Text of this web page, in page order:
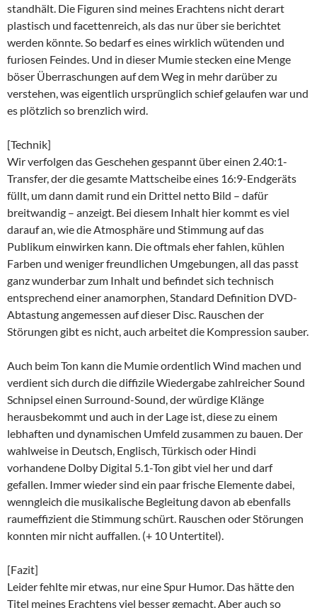
standhält. Die Figuren sind meines Erachtens nicht derart
plastisch und facettenreich, als das nur über sie berichtet
werden könnte. So bedarf es eines wirklich wütenden und
furiosen Feindes. Und in dieser Mumie stecken eine Menge
böser Überraschungen auf dem Weg in mehr darüber zu
verstehen, was eigentlich ursprünglich schief gelaufen war und
es plötzlich so brenzlich wird.
[Technik]
Wir verfolgen das Geschehen gespannt über einen 2.40:1-
Transfer, der die gesamte Mattscheibe eines 16:9-Endgeräts
füllt, um dann damit rund ein Drittel netto Bild – dafür
breitwandig – anzeigt. Bei diesem Inhalt hier kommt es viel
darauf an, wie die Atmosphäre und Stimmung auf das
Publikum einwirken kann. Die oftmals eher fahlen, kühlen
Farben und weniger freundlichen Umgebungen, all das passt
ganz wunderbar zum Inhalt und befindet sich technisch
entsprechend einer anamorphen, Standard Definition DVD-
Abtastung angemessen auf dieser Disc. Rauschen der
Störungen gibt es nicht, auch arbeitet die Kompression sauber.
Auch beim Ton kann die Mumie ordentlich Wind machen und
verdient sich durch die diffizile Wiedergabe zahlreicher Sound
Schnipsel einen Surround-Sound, der würdige Klänge
herausbekommt und auch in der Lage ist, diese zu einem
lebhaften und dynamischen Umfeld zusammen zu bauen. Der
wahlweise in Deutsch, Englisch, Türkisch oder Hindi
vorhandene Dolby Digital 5.1-Ton gibt viel her und darf
gefallen. Immer wieder sind ein paar frische Elemente dabei,
wenngleich die musikalische Begleitung davon ab ebenfalls
raumeffizient die Stimmung schürt. Rauschen oder Störungen
konnten mir nicht auffallen. (+ 10 Untertitel).
[Fazit]
Leider fehlte mir etwas, nur eine Spur Humor. Das hätte den
Titel meines Erachtens viel besser gemacht. Aber auch so